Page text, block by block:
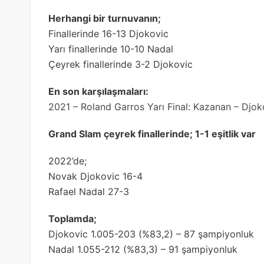
Herhangi bir turnuvanın;
Finallerinde 16-13 Djokovic
Yarı finallerinde 10-10 Nadal
Çeyrek finallerinde 3-2 Djokovic
En son karşılaşmaları:
2021 – Roland Garros Yarı Final: Kazanan –
Grand Slam çeyrek finallerinde; 1-1 eşitlik var
2022’de;
Novak Djokovic 16-4
Rafael Nadal 27-3
Toplamda;
Djokovic 1.005-203 (%83,2) – 87 şampiyonluk
Nadal 1.055-212 (%83,3) – 91 şampiyonluk